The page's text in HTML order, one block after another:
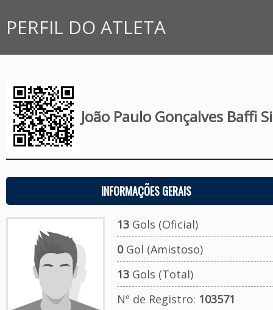
PERFIL DO ATLETA
João Paulo Gonçalves Baffi
INFORMAÇÕES GERAIS
13Gols (Oficial)
0Gol (Amistoso)
13Gols (Total)
Nº de Registro: 103571